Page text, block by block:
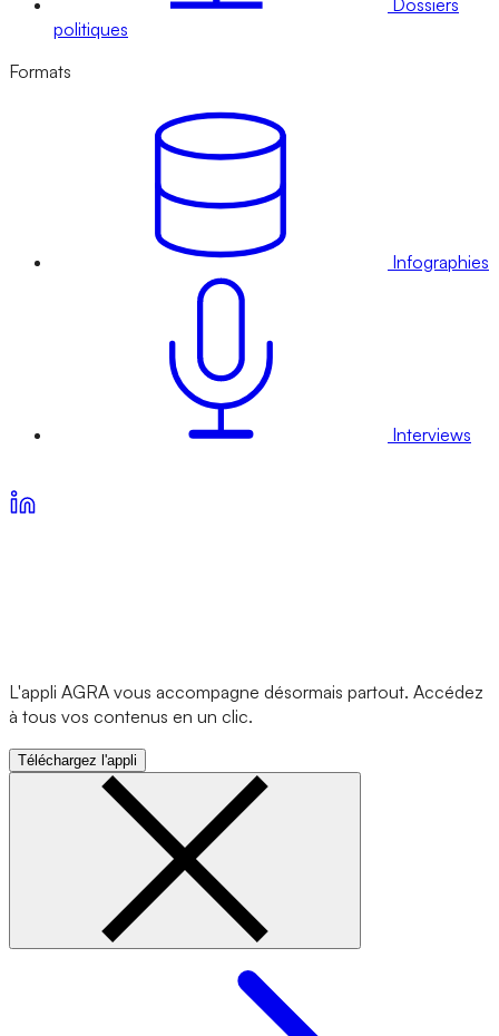
Dossiers
politiques
Formats
Infographies
Interviews
L'appli AGRA vous accompagne désormais partout. Accédez
à tous vos contenus en un clic.
Téléchargez l'appli